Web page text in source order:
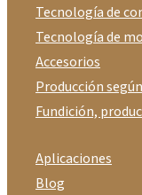
Tecnología de
Tecnología de
Accesorios
Producción
Fundición,
Aplicaciones
Blog